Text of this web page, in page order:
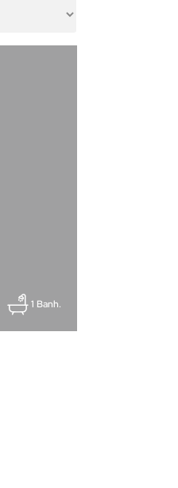
1 Banh.